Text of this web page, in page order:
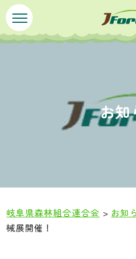
ペ
ー
ジ
メ
ニ
ュ
お知
岐阜県森林組合連合会 > お知
械展開催！